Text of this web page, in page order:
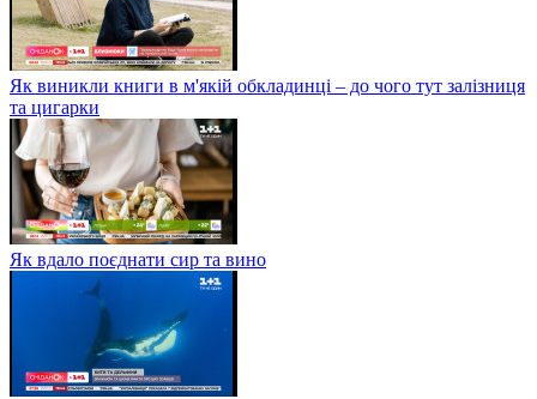
Як виникли книги в м'якій обкладинці – до чого тут залізниця
та цигарки
Як вдало поєднати сир та вино